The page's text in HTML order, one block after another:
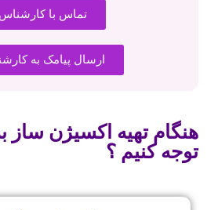
تماس با کارشناس
ارسال پیامک به
هنگام تهیه اکسیژن ساز
توجه کنیم ؟